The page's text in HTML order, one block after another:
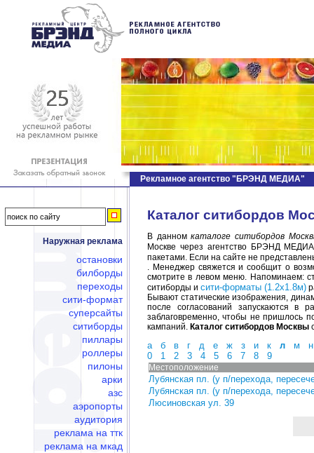
Наружная реклама
остановки
билборды
переходы
сити-формат
суперсайты
ситиборды
пиллары
роллеры
пилоны
арки
азс
аэропорты
аудитория
реклама на ттк
реклама на мкад
Рекламное агентство "БРЭНД МЕДИА"
Каталог ситибордов
В данномкаталоге ситибордов
Москве через агентство БРЭНД
пакетами. Если на сайте не
. Менеджер свяжется и сообщит о
смотрите в левом меню. Напоминаем:
ситиборды и сити-форматы (1.2х1.8м)
Бывают статические изображения,
после согласований запускаются в
заблаговременно, чтобы не пришлось
кампаний. Каталог ситибордов Москвы
а б в г д е ж з и к л м
н
0
1 2 3 4 5 6 7 8 9
Местоположение
Лубянская пл. (у п/перехода,
Лубянская пл. (у п/перехода,
Люсиновская ул. 39